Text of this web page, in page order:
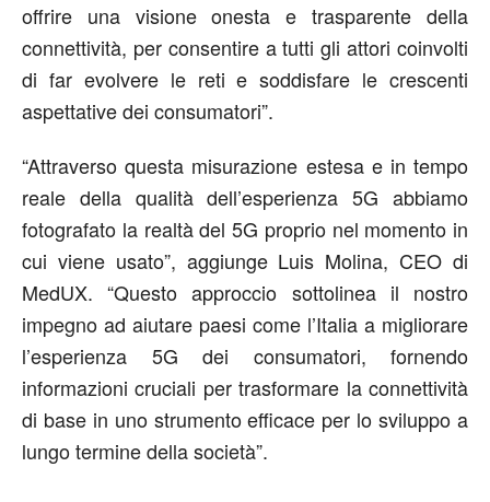
offrire una visione onesta e trasparente della
connettività, per consentire a tutti gli attori coinvolti
di far evolvere le reti e soddisfare le crescenti
aspettative dei consumatori”.
“Attraverso questa misurazione estesa e in tempo
reale della qualità dell’esperienza 5G abbiamo
fotografato la realtà del 5G proprio nel momento in
cui viene usato”, aggiunge Luis Molina, CEO di
MedUX. “Questo approccio sottolinea il nostro
impegno ad aiutare paesi come l’Italia a migliorare
l’esperienza 5G dei consumatori, fornendo
informazioni cruciali per trasformare la connettività
di base in uno strumento efficace per lo sviluppo a
lungo termine della società”.